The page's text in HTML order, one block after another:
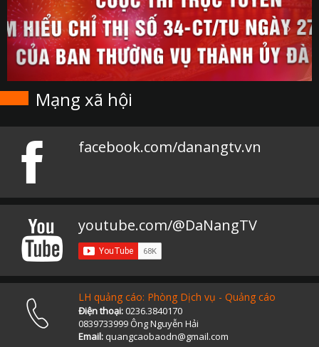
Mạng xã hội
facebook.com/danangtv.vn
youtube.com/@DaNangTV
LH quảng cáo: Phòng Dịch vụ - Quảng cáo
Điện thoại:0236.3840170
0839733999 Ông Nguyễn Hải
Email: quangcaobaodn@gmail.com